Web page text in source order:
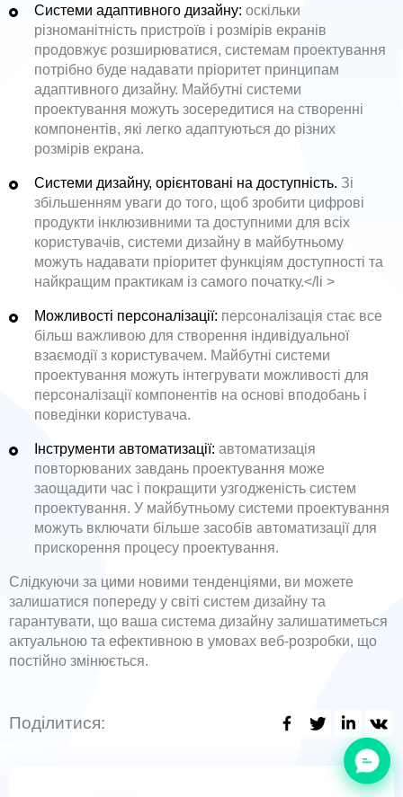
Системи адаптивного дизайну: оскільки
різноманітність пристроїв і розмірів екранів
продовжує розширюватися, системам проектування
потрібно буде надавати пріоритет принципам
адаптивного дизайну. Майбутні системи
проектування можуть зосередитися на створенні
компонентів, які легко адаптуються до різних
розмірів екрана.
Системи дизайну, орієнтовані на доступність. Зі
збільшенням уваги до того, щоб зробити цифрові
продукти інклюзивними та доступними для всіх
користувачів, системи дизайну в майбутньому
можуть надавати пріоритет функціям доступності та
найкращим практикам із самого початку.</li >
Можливості персоналізації: персоналізація стає все
більш важливою для створення індивідуальної
взаємодії з користувачем. Майбутні системи
проектування можуть інтегрувати можливості для
персоналізації компонентів на основі вподобань і
поведінки користувача.
Інструменти автоматизації: автоматизація
повторюваних завдань проектування може
заощадити час і покращити узгодженість систем
проектування. У майбутньому системи проектування
можуть включати більше засобів автоматизації для
прискорення процесу проектування.
Слідкуючи за цими новими тенденціями, ви можете
залишатися попереду у світі систем дизайну та
гарантувати, що ваша система дизайну залишатиметься
актуальною та ефективною в умовах веб-розробки, що
постійно змінюється.
Поділитися: